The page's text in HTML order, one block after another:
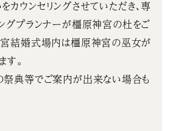
カウンセリングさせていただき、専
グプランナーが橿原神宮の杜をご
結婚式場内は橿原神宮の巫女が
す。
典等でご案内が出来ない場合も